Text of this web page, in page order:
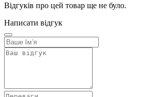
Відгуків про цей товар ще не було.
Написати відгук